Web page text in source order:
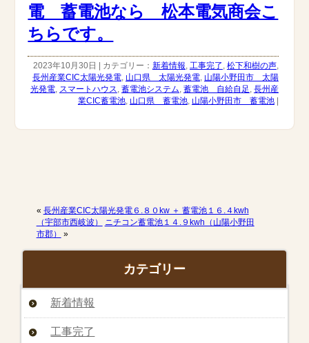
電 蓄電池なら 松本電気商会こ
ちらです。
2023年10月30日 | カテゴリー： 新着情報, 工事完了 , 松下和樹の声,
長州産業CIC太陽光発電, 山口県 太陽光発電, 山陽小野田市 太陽
光発電, スマートハウス, 蓄電池システム, 蓄電池 自給自足 , 長州産
業CIC蓄電池, 山口県 蓄電池, 山陽小野田市 蓄電池|
« 長州産業CIC太陽光発電６.８０kw ＋ 蓄電池１６.４kwh
（宇部市西岐波）
ニチコン蓄電池１４.９kwh（山陽小野田
市郡）
»
カテゴリー
新着情報
工事完了